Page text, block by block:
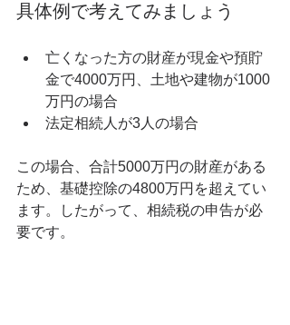
具体例で考えてみましょう
亡くなった方の財産が現金や預貯
金で4000万円、土地や建物が1000
万円の場合
法定相続人が3人の場合
この場合、合計5000万円の財産がある
ため、基礎控除の4800万円を超えてい
ます。したがって、相続税の申告が必
要です。